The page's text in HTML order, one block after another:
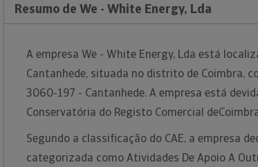
Resumo de We - White Energy, Lda
A empresa We - White Energy, Lda está
Cantanhede, situada no distrito de Coimbra,
3060-197 - Cantanhede. A empresa está
Conservatória do Registo Comercial
Segundo a classificação do CAE, a empresa
categorizada como Atividades De Apoio A